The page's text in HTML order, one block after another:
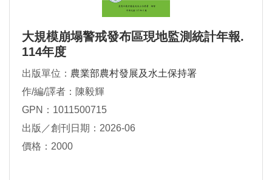
大規模崩塌警戒發布區現地監測統計年報.
114年度
出版單位： 農業部農村發展及水土保持署
作/編/譯者：陳毅輝
GPN：1011500715
出版／創刊日期：2026-06
價格：2000